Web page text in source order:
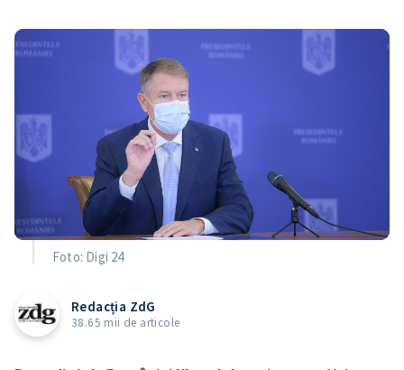
Foto: Digi 24
Redacția ZdG
38.65 mii de articole